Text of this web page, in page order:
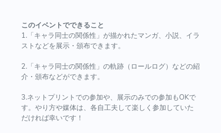
このイベントでできること
1.「キャラ同士の関係性」が描かれたマンガ、小説、イラ
ストなどを展示・頒布できます。
2.「キャラ同士の関係性」の軌跡（ロールログ）などの紹
介・頒布などができます。
3.ネットプリントでの参加や、展示のみでの参加もOKで
す。やり方や媒体は、各自工夫して楽しく参加していた
だければ幸いです！